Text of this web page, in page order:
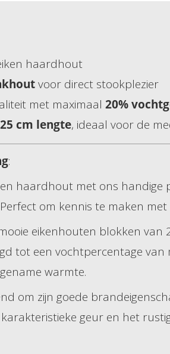
haardhout
voor direct stookplezier
met maximaal 20%
25 cm lengte, ideaal voor de
:
haardhout met ons handige
om kennis te maken
eikenhouten blokken
tot een vochtpercentage
warmte.
om zijn goede
geur en het